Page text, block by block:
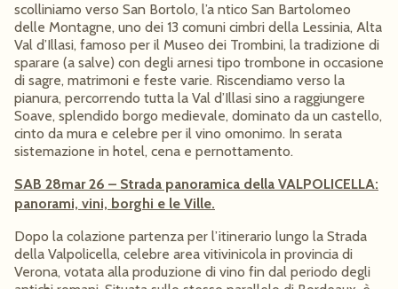
scolliniamo verso San Bortolo, l’a ntico San Bartolomeo
delle Montagne, uno dei 13 comuni cimbri della Lessinia, Alta
Val d’Illasi, famoso per il Museo dei Trombini, la tradizione di
sparare (a salve) con degli arnesi tipo trombone in occasione
di sagre, matrimoni e feste varie. Riscendiamo verso la
pianura, percorrendo tutta la Val d’Illasi sino a raggiungere
Soave, splendido borgo medievale, dominato da un castello,
cinto da mura e celebre per il vino omonimo. In serata
sistemazione in hotel, cena e pernottamento.
SAB 28mar 26 – Strada panoramica della VALPOLICELLA:
panorami, vini, borghi e le Ville.
Dopo la colazione partenza per l’itinerario lungo la Strada
della Valpolicella, celebre area vitivinicola in provincia di
Verona, votata alla produzione di vino fin dal periodo degli